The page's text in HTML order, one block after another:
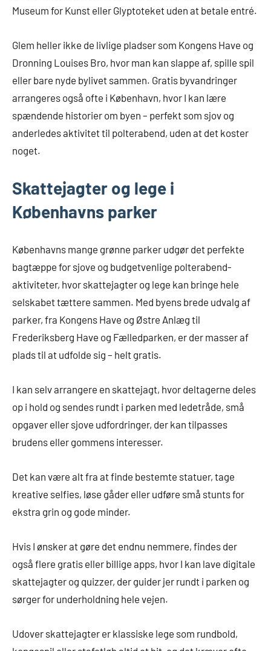
Museum for Kunst eller Glyptoteket uden at betale entré.
Glem heller ikke de livlige pladser som Kongens Have og
Dronning Louises Bro, hvor man kan slappe af, spille spil
eller bare nyde bylivet sammen. Gratis byvandringer
arrangeres også ofte i København, hvor I kan lære
spændende historier om byen – perfekt som sjov og
anderledes aktivitet til polterabend, uden at det koster
noget.
Skattejagter og lege i
Københavns parker
Københavns mange grønne parker udgør det perfekte
bagtæppe for sjove og budgetvenlige polterabend-
aktiviteter, hvor skattejagter og lege kan bringe hele
selskabet tættere sammen. Med byens brede udvalg af
parker, fra Kongens Have og Østre Anlæg til
Frederiksberg Have og Fælledparken, er der masser af
plads til at udfolde sig – helt gratis.
I kan selv arrangere en skattejagt, hvor deltagerne deles
op i hold og sendes rundt i parken med ledetråde, små
opgaver eller sjove udfordringer, der kan tilpasses
brudens eller gommens interesser.
Det kan være alt fra at finde bestemte statuer, tage
kreative selfies, løse gåder eller udføre små stunts for
ekstra grin og gode minder.
Hvis I ønsker at gøre det endnu nemmere, findes der
også flere gratis eller billige apps, hvor I kan lave digitale
skattejagter og quizzer, der guider jer rundt i parken og
sørger for underholdning hele vejen.
Udover skattejagter er klassiske lege som rundbold,